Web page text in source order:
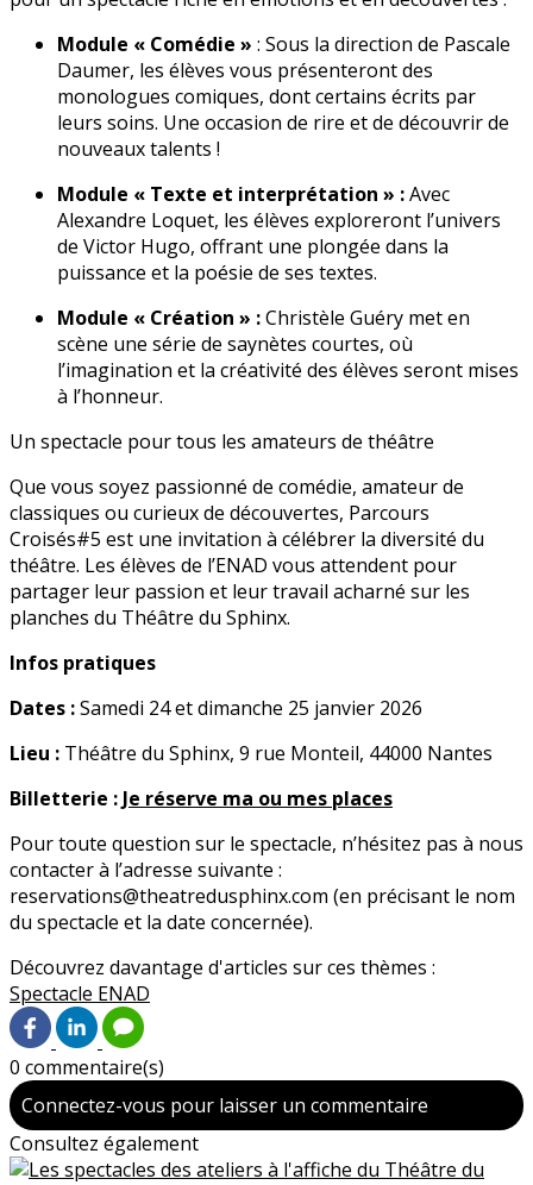
Module « Comédie » : Sous la direction de Pascale
Daumer, les élèves vous présenteront des
monologues comiques, dont certains écrits par
leurs soins. Une occasion de rire et de découvrir de
nouveaux talents !
Module « Texte et interprétation » :Avec
Alexandre Loquet, les élèves exploreront l’univers
de Victor Hugo, offrant une plongée dans la
puissance et la poésie de ses textes.
Module « Création » :Christèle Guéry met en
scène une série de saynètes courtes, où
l’imagination et la créativité des élèves seront mises
à l’honneur.
Un spectacle pour tous les amateurs de théâtre
Que vous soyez passionné de comédie, amateur de
classiques ou curieux de découvertes, Parcours
Croisés#5 est une invitation à célébrer la diversité du
théâtre. Les élèves de l’ENAD vous attendent pour
partager leur passion et leur travail acharné sur les
planches du Théâtre du Sphinx.
Infos pratiques
Dates :Samedi 24 et dimanche 25 janvier 2026
Lieu : Théâtre du Sphinx, 9 rue Monteil, 44000 Nantes
Billetterie : Je réserve ma ou mes places
Pour toute question sur le spectacle, n’hésitez pas à nous
contacter à l’adresse suivante :
reservations@theatredusphinx.com (en précisant le nom
du spectacle et la date concernée).
Découvrez davantage d'articles sur ces thèmes :
Spectacle ENAD
0 commentaire(s)
Connectez-vous pour laisser un commentaire
Consultez également